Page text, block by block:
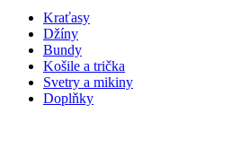
Kraťasy
Džíny
Bundy
Košile a trička
Svetry a mikiny
Doplňky